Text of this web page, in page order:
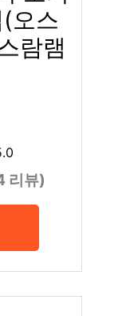
오스
람램
리뷰)